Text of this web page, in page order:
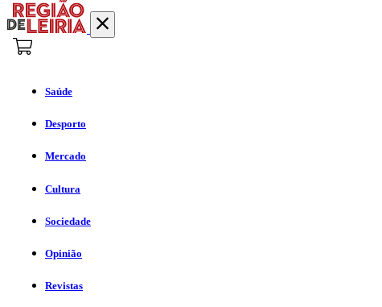
Saúde
Desporto
Mercado
Cultura
Sociedade
Opinião
Revistas